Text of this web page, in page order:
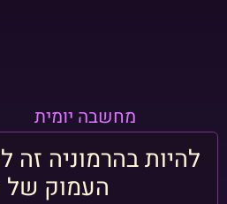
מחשבה יומית
להיות בהרמוניה זה
העמוק של